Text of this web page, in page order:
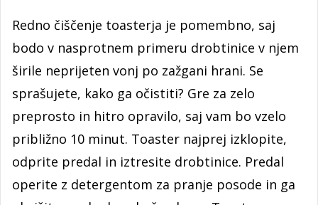
Redno čiščenje toasterja je pomembno, saj
bodo v nasprotnem primeru drobtinice v njem
širile neprijeten vonj po zažgani hrani. Se
sprašujete, kako ga očistiti? Gre za zelo
preprosto in hitro opravilo, saj vam bo vzelo
približno 10 minut. Toaster najprej izklopite,
odprite predal in iztresite drobtinice. Predal
operite z detergentom za pranje posode in ga